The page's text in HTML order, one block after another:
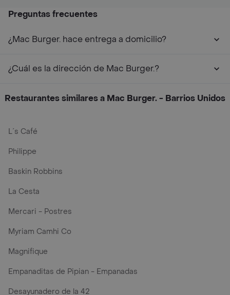
Preguntas frecuentes
¿Mac Burger. hace entrega a domicilio?
¿Cuál es la dirección de Mac Burger.?
Restaurantes similares a Mac Burger. - Barrios Unidos
L´s Café
Philippe
Baskin Robbins
La Cesta
Mercari - Postres
Myriam Camhi Co
Magnifique
Empanaditas de Pipian - Empanadas
Desayunadero de la 42